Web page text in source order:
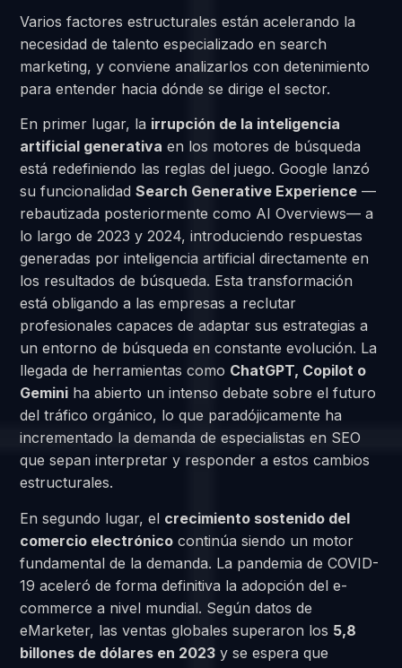
Varios factores estructurales están acelerando la
necesidad de talento especializado en search
marketing, y conviene analizarlos con detenimiento
para entender hacia dónde se dirige el sector.
En primer lugar, la irrupción de la inteligencia
artificial generativa en los motores de búsqueda
está redefiniendo las reglas del juego. Google lanzó
su funcionalidadSearch Generative Experience —
rebautizada posteriormente como AI Overviews— a
lo largo de 2023 y 2024, introduciendo respuestas
generadas por inteligencia artificial directamente en
los resultados de búsqueda. Esta transformación
está obligando a las empresas a reclutar
profesionales capaces de adaptar sus estrategias a
un entorno de búsqueda en constante evolución. La
llegada de herramientas como ChatGPT, Copilot o
Gemini ha abierto un intenso debate sobre el futuro
del tráfico orgánico, lo que paradójicamente ha
incrementado la demanda de especialistas en SEO
que sepan interpretar y responder a estos cambios
estructurales.
En segundo lugar, el crecimiento sostenido del
comercio electrónico continúa siendo un motor
fundamental de la demanda. La pandemia de COVID-
19 aceleró de forma definitiva la adopción del e-
commerce a nivel mundial. Según datos de
eMarketer, las ventas globales superaron los 5,8
billones de dólares en 2023 y se espera que